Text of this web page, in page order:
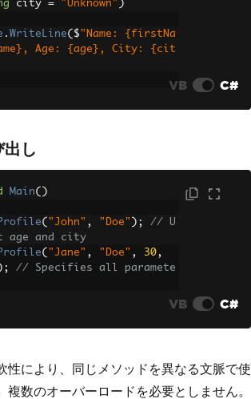
city = "Unknown" )
. WriteLine( $ "Name: {firstNa
Age: {age}, City: {cit
VB C#
出し
Main()
( "John" , "Doe" );
// U
age and city
( "Jane" , "Doe" , 30,
);
// Specifies all paramete
VB C#
性により、同じメソッドを異なる文脈で使
複数のオーバーロードを必要としません。